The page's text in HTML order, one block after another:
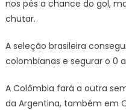
nos pés a chance do gol,
chutar.
A seleção brasileira
colombianas e segurar o 0
A Colômbia fará a outra
da Argentina, também em